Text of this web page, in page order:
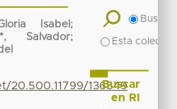
Isabel;
Salvador;
20.500.11799/136549
Buscar
Esta
Buscar
en RI